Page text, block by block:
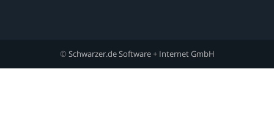
© Schwarzer.de Software + Internet GmbH